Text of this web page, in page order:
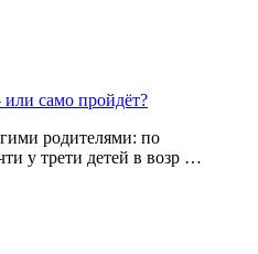
само пройдёт?
родителями: по
у трети детей в возр …